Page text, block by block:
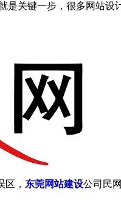
关键一步，很多网站设
， 东莞网站建设公司民